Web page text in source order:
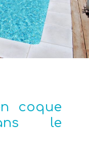
coque
le